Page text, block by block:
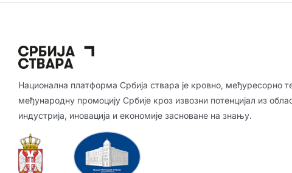
Национална платформа Србија ствара је кровно, међуресорно
међународну промоцију Србије кроз извозни потенцијал из
индустрија, иновација и економије засноване на знању.